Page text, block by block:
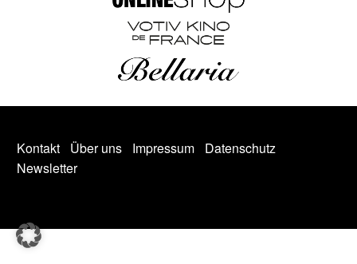
Kontakt Über uns Impressum
Datenschutz
Newsletter